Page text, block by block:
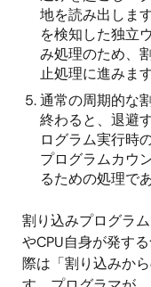
地を読み出しま
を検知した独立
み処理のため、
止処理に進みます
通常の周期的な
終わると、退避
ログラム実行時
プログラムカウ
るための処理で
割り込みプログラ
やCPU自身が発す
際は「割り込みか